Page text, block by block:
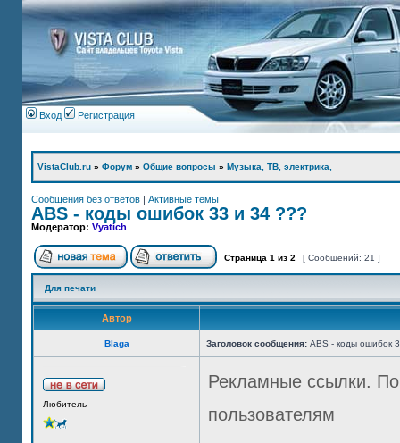
Вход Регистрация
VistaClub.ru » Форум » Общие вопросы » Музыка, ТВ, электрика,
Сообщения без ответов | Активные темы
ABS - коды ошибок 33 и 34 ???
Модератор: Vyatich
Страница 1 из 2 [ Сообщений: 21 ]
Для печати
Автор
Blaga Заголовок сообщения: ABS - коды ошибок
Любитель
Рекламные ссылки.
пользователям